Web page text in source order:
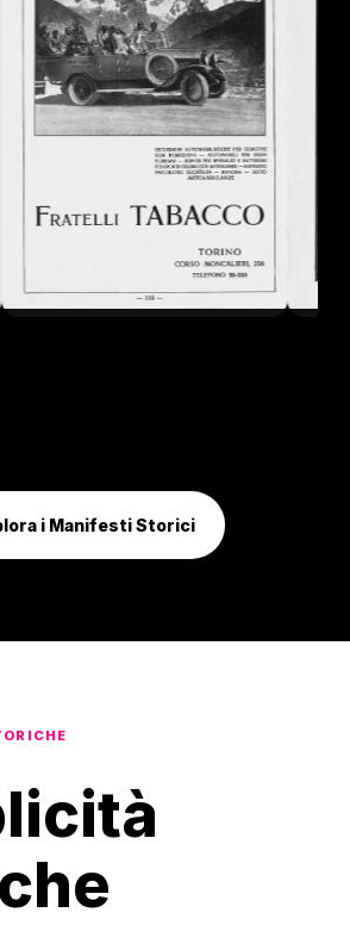
i Manifesti Storici